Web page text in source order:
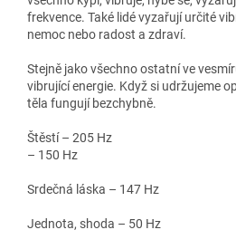
frekvence. Také lidé vyzařují určité
nemoc nebo radost a zdraví.
Stejně jako všechno ostatní ve
vibrující energie. Když si udržujeme
těla fungují bezchybně.
Štěstí – 205 Hz
– 150 Hz
Srdečná láska – 147 Hz
Jednota, shoda – 50 Hz